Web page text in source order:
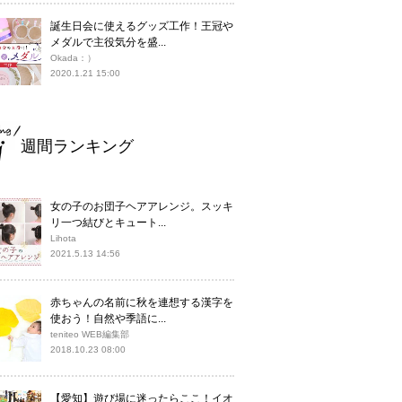
誕生日会に使えるグッズ工作！王冠や
メダルで主役気分を盛...
Okada：）
2020.1.21 15:00
週間ランキング
女の子のお団子ヘアアレンジ。スッキ
リ一つ結びとキュート...
Lihota
2021.5.13 14:56
赤ちゃんの名前に秋を連想する漢字を
使おう！自然や季語に...
teniteo WEB編集部
2018.10.23 08:00
【愛知】遊び場に迷ったらここ！イオ